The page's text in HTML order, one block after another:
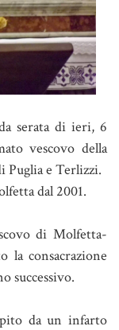
serata di ieri, 6
vescovo della
Puglia e Terlizzi.
dal 2001.
di Molfetta-
la consacrazione
successivo.
da un infarto